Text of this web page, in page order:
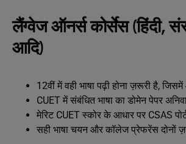
लैंग्वेज ऑनर्स कोर्सेस (हिंदी,
आदि)
12वीं में वही भाषा पढ़ी होना ज़रूरी है,
CUET में संबंधित भाषा का डोमेन पेपर
मेरिट CUET स्कोर के आधार पर CSAS
सही भाषा चयन और कॉलेज प्रेफरेंस दोनों